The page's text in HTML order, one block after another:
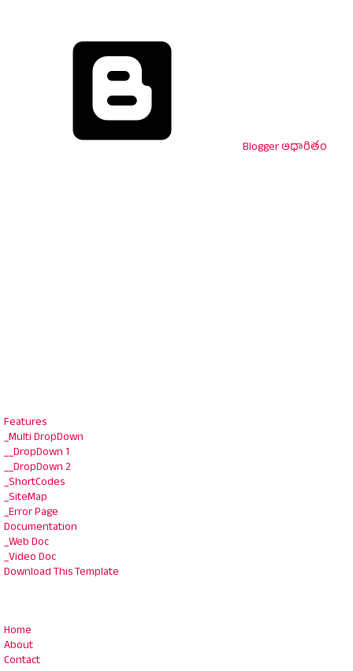
Blogger ఆధారితం
Features
_Multi DropDown
__DropDown 1
__DropDown 2
_ShortCodes
_SiteMap
_Error Page
Documentation
_Web Doc
_Video Doc
Download This Template
Home
About
Contact